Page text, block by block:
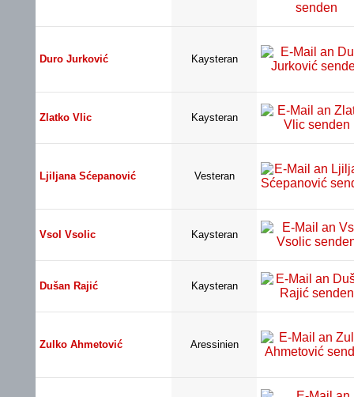
Duro Jurković Kaysteran
Zlatko Vlic Kaysteran
Ljiljana Sćepanović Vesteran
Vsol Vsolic Kaysteran
Dušan Rajić Kaysteran
Zulko Ahmetović Aressinien